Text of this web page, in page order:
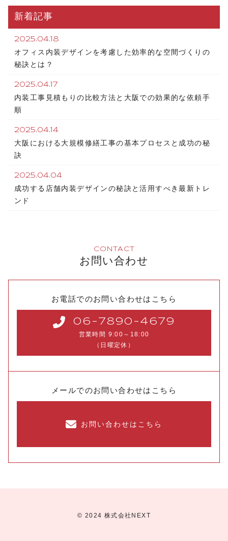
新着記事
2025.04.18
オフィス内装デザインを考慮した効率的な空間づくりの
秘訣とは？
2025.04.17
内装工事見積もりの比較方法と大阪での効果的な依頼手
順
2025.04.14
大阪における大規模修繕工事の基本プロセスと成功の秘
訣
2025.04.04
成功する店舗内装デザインの秘訣と活用すべき最新トレ
ンド
CONTACT
お問い合わせ
お電話でのお問い合わせはこちら
06-7890-4679
営業時間 9:00～18:00
（日曜定休）
メールでのお問い合わせはこちら
お問い合わせはこちら
© 2024 株式会社NEXT